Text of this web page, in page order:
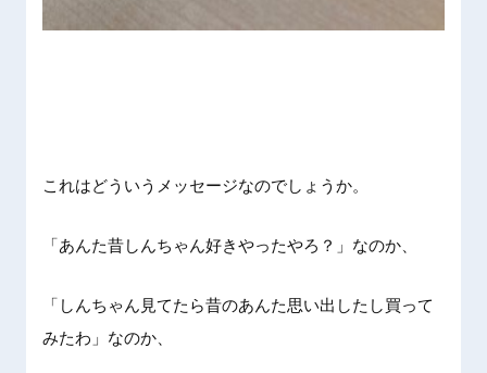
これはどういうメッセージなのでしょうか。
「あんた昔しんちゃん好きやったやろ？」なのか、
「しんちゃん見てたら昔のあんた思い出したし買って
みたわ」なのか、